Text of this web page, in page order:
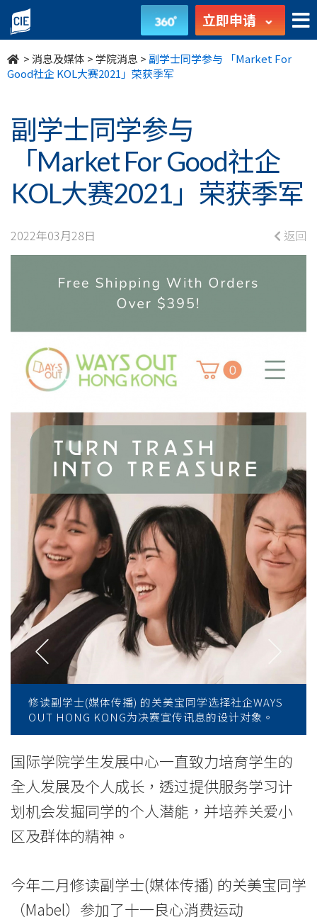
副
学
士
学
与
「Market
For
Good
KOL
大
2021」
军
学
院
息
国
际
院
立即申请
>消息及媒体 >学院消息 >副学士同学参与 「Market For
Good社企 KOL大赛2021」荣获季军
副学士同学参与
「Market For Good社企
KOL大赛2021」荣获季军
2022年03月28日 返回
修读副学士(媒体传播) 的关美宝同学选择社企WAYS
OUT HONG KONG为决赛宣传讯息的设计对象。
国际学院学生发展中心一直致力培育学生的
全人发展及个人成长，透过提供服务学习计
划机会发掘同学的个人潜能，并培养关爱小
区及群体的精神。
今年二月修读副学士(媒体传播) 的关美宝同学
（Mabel）参加了十一良心消费运动